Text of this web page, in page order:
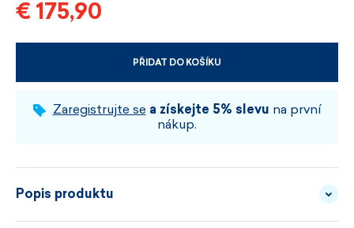
€ 175,90
PŘIDAT DO KOŠÍKU
VYBERTE VELIKOST A BARVU
Zaregistrujte se a získejte 5% slevu na první
nákup.
Popis produktu